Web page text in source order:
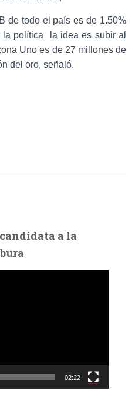
de todo el país es de 1.50%
política la idea es subir al
Uno es de 27 millones de
del oro, señaló.
a la
02:22